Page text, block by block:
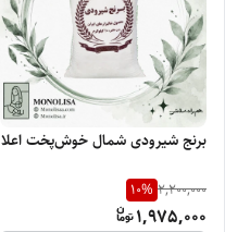
برنج شیرودی شمال خوش‌پخت اعلا
2,200,000
10%
1,975,000